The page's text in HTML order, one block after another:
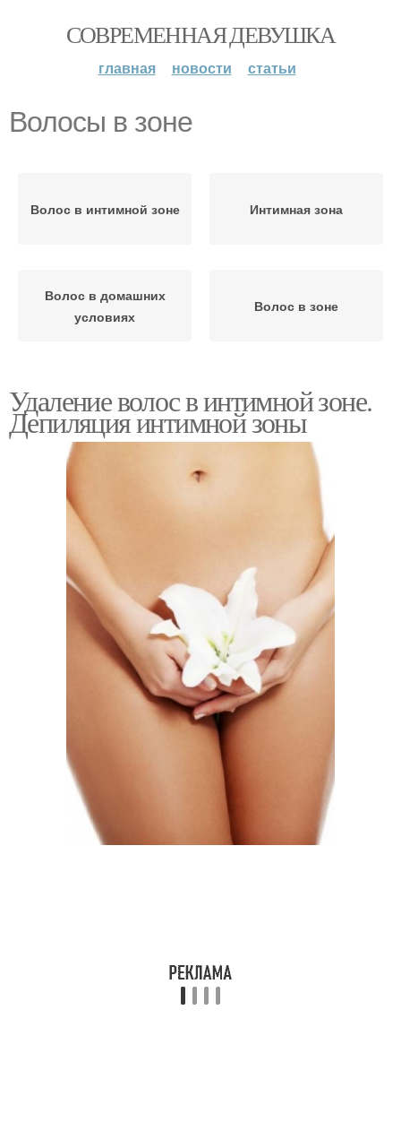
СОВРЕМЕННАЯ ДЕВУШКА
главная новости статьи
Волосы в зоне
Волос в интимной зоне Интимная зона
Волос в домашних
условиях
Волос в зоне
Удаление волос в интимной зоне.
Депиляция интимной зоны